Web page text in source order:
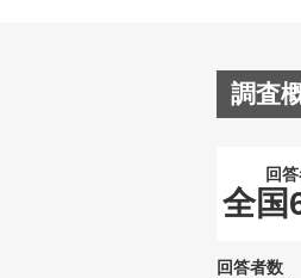
調査
回
全国
回答者数